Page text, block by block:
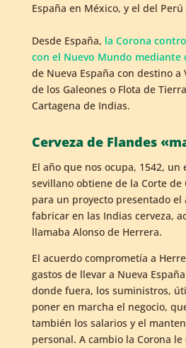
España en México, y el del Perú
Desde España, la Corona
con el Nuevo Mundo mediante
de Nueva España con destino a
de los Galeones o Flota de
Cartagena de Indias.
Cerveza de Flandes
El año que nos ocupa, 1542,
sevillano obtiene de la Corte de
para un proyecto presentado el
fabricar en las Indias cerveza,
llamaba Alonso de Herrera.
El acuerdo comprometía a
gastos de llevar a Nueva
donde fuera, los suministros,
poner en marcha el negocio,
también los salarios y el
personal. A cambio la Corona